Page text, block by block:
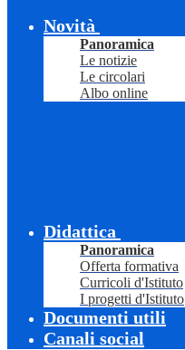
Novità
Panoramica
Le notizie
Le circolari
Albo online
Didattica
Panoramica
Offerta formativa
Curricoli d'Istituto
I progetti d'Istituto
Documenti utili
Canali social